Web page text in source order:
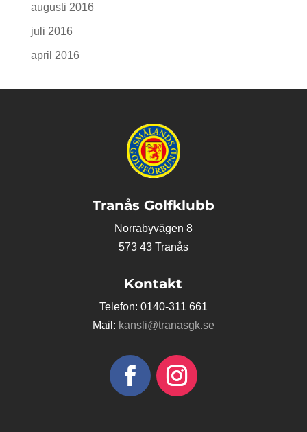
augusti 2016
juli 2016
april 2016
Tranås Golfklubb
Norrabyvägen 8
573 43 Tranås
Kontakt
Telefon: 0140-311 661
Mail: kansli@tranasgk.se